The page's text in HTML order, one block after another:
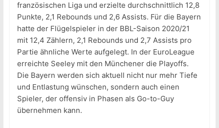
französischen Liga und erzielte durchschnittlich 12,8
Punkte, 2,1 Rebounds und 2,6 Assists. Für die Bayern
hatte der Flügelspieler in der BBL-Saison 2020/21
mit 12,4 Zählern, 2,1 Rebounds und 2,7 Assists pro
Partie ähnliche Werte aufgelegt. In der EuroLeague
erreichte Seeley mit den Münchener die Playoffs.
Die Bayern werden sich aktuell nicht nur mehr Tiefe
und Entlastung wünschen, sondern auch einen
Spieler, der offensiv in Phasen als Go-to-Guy
übernehmen kann.